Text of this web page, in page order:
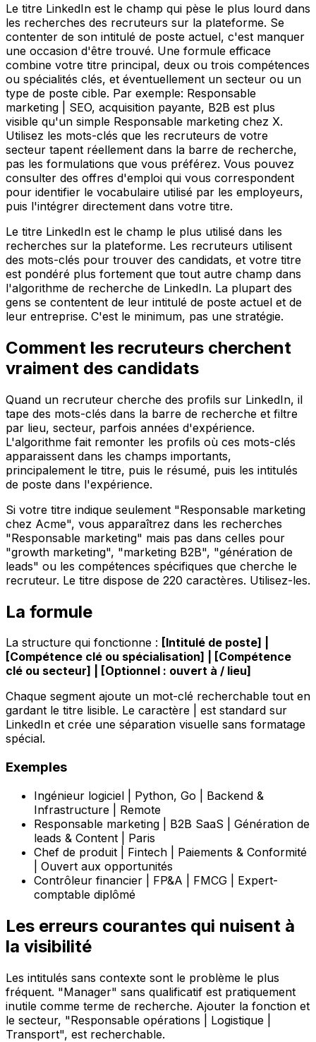
Le titre LinkedIn est le champ qui pèse le plus lourd dans
les recherches des recruteurs sur la plateforme. Se
contenter de son intitulé de poste actuel, c'est manquer
une occasion d'être trouvé. Une formule efficace
combine votre titre principal, deux ou trois compétences
ou spécialités clés, et éventuellement un secteur ou un
type de poste cible. Par exemple: Responsable
marketing | SEO, acquisition payante, B2B est plus
visible qu'un simple Responsable marketing chez X.
Utilisez les mots-clés que les recruteurs de votre
secteur tapent réellement dans la barre de recherche,
pas les formulations que vous préférez. Vous pouvez
consulter des offres d'emploi qui vous correspondent
pour identifier le vocabulaire utilisé par les employeurs,
puis l'intégrer directement dans votre titre.
Le titre LinkedIn est le champ le plus utilisé dans les
recherches sur la plateforme. Les recruteurs utilisent
des mots-clés pour trouver des candidats, et votre titre
est pondéré plus fortement que tout autre champ dans
l'algorithme de recherche de LinkedIn. La plupart des
gens se contentent de leur intitulé de poste actuel et de
leur entreprise. C'est le minimum, pas une stratégie.
Comment les recruteurs cherchent
vraiment des candidats
Quand un recruteur cherche des profils sur LinkedIn, il
tape des mots-clés dans la barre de recherche et filtre
par lieu, secteur, parfois années d'expérience.
L'algorithme fait remonter les profils où ces mots-clés
apparaissent dans les champs importants,
principalement le titre, puis le résumé, puis les intitulés
de poste dans l'expérience.
Si votre titre indique seulement "Responsable marketing
chez Acme", vous apparaîtrez dans les recherches
"Responsable marketing" mais pas dans celles pour
"growth marketing", "marketing B2B", "génération de
leads" ou les compétences spécifiques que cherche le
recruteur. Le titre dispose de 220 caractères. Utilisez-les.
La formule
La structure qui fonctionne : [Intitulé de poste] |
[Compétence clé ou spécialisation] | [Compétence
clé ou secteur] | [Optionnel : ouvert à / lieu]
Chaque segment ajoute un mot-clé recherchable tout en
gardant le titre lisible. Le caractère | est standard sur
LinkedIn et crée une séparation visuelle sans formatage
spécial.
Exemples
Ingénieur logiciel | Python, Go | Backend &
Infrastructure | Remote
Responsable marketing | B2B SaaS | Génération de
leads & Content | Paris
Chef de produit | Fintech | Paiements & Conformité
| Ouvert aux opportunités
Contrôleur financier | FP&A | FMCG | Expert-
comptable diplômé
Les erreurs courantes qui nuisent à
la visibilité
Les intitulés sans contexte sont le problème le plus
fréquent. "Manager" sans qualificatif est pratiquement
inutile comme terme de recherche. Ajouter la fonction et
le secteur, "Responsable opérations | Logistique |
Transport", est recherchable.